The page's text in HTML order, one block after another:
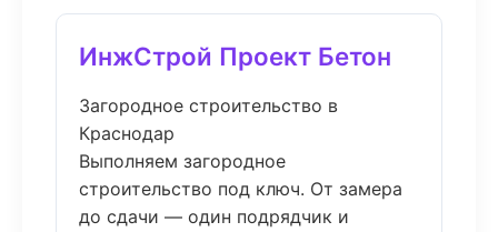
ИнжСтрой Проект Бетон
Загородное строительство в
Краснодар
Выполняем загородное
строительство под ключ. От замера
до сдачи — один подрядчик и